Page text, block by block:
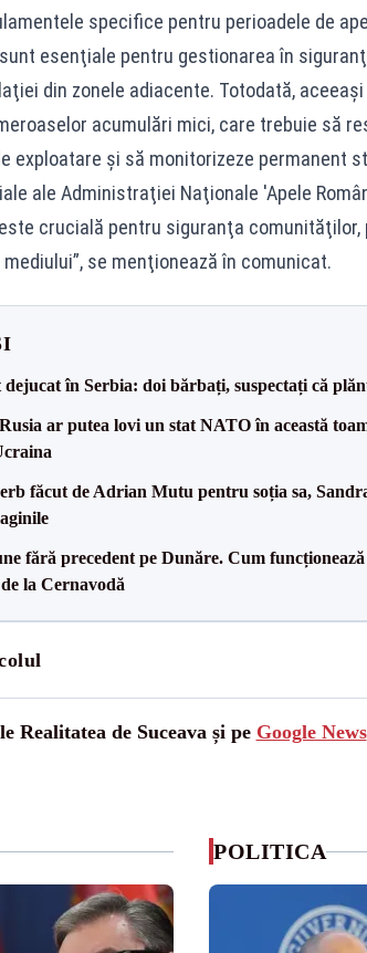
specifice pentru perioadele de
esenţiale pentru gestionarea în
din zonele adiacente. Totodată,
acumulări mici, care trebuie să
exploatare şi să monitorizeze permanent
ale Administraţiei Naţionale 'Apele
crucială pentru siguranţa comunităţilor,
se menţionează în comunicat.
în Serbia: doi bărbați, suspectați că
ar putea lovi un stat NATO în această
făcut de Adrian Mutu pentru soția sa,
fără precedent pe Dunăre. Cum
la Cernavodă
Realitatea de Suceava și pe Google News
POLITICA